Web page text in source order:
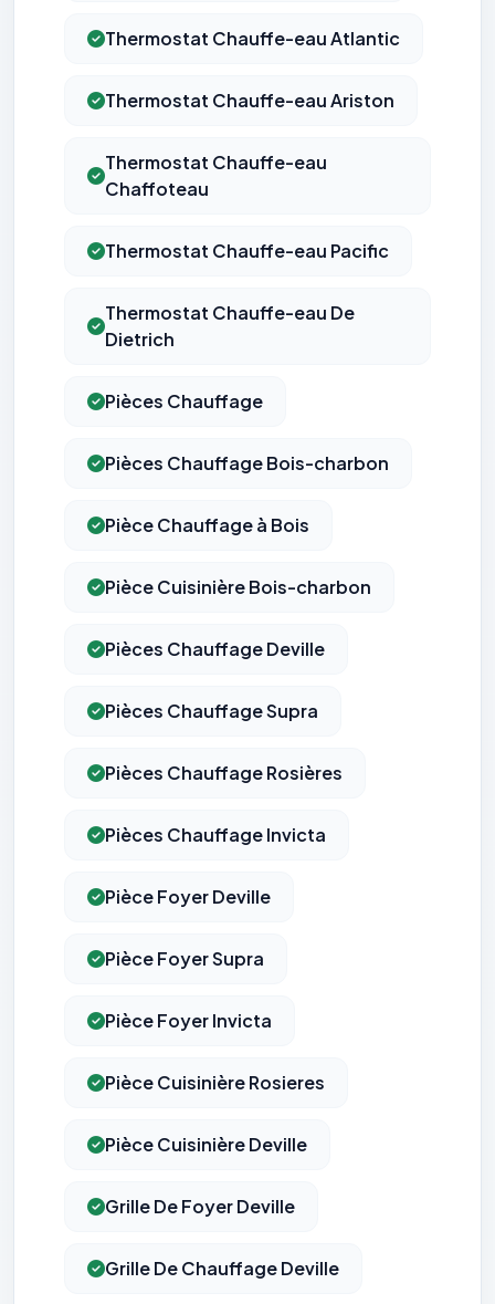
Thermostat Chauffe-eau Atlantic
Thermostat Chauffe-eau Ariston
Thermostat Chauffe-eau
Chaffoteau
Thermostat Chauffe-eau Pacific
Thermostat Chauffe-eau De
Dietrich
Pièces Chauffage
Pièces Chauffage Bois-charbon
Pièce Chauffage à Bois
Pièce Cuisinière Bois-charbon
Pièces Chauffage Deville
Pièces Chauffage Supra
Pièces Chauffage Rosières
Pièces Chauffage Invicta
Pièce Foyer Deville
Pièce Foyer Supra
Pièce Foyer Invicta
Pièce Cuisinière Rosieres
Pièce Cuisinière Deville
Grille De Foyer Deville
Grille De Chauffage Deville